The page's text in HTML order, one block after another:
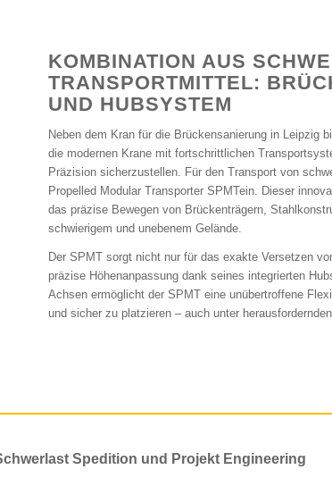
KOMBINATION AUS
TRANSPORTMITTEL:
UND HUBSYSTEM
Neben dem Kran für die Brückensanierung in Leipzig
die modernen Krane mit fortschrittlichen
Präzision sicherzustellen. Für den Transport von
Propelled Modular Transporter SPMTein. Dieser
das präzise Bewegen von Brückenträgern,
schwierigem und unebenem Gelände.
Der SPMT sorgt nicht nur für das exakte Versetzen
präzise Höhenanpassung dank seines integrierten
Achsen ermöglicht der SPMT eine unübertroffene
und sicher zu platzieren – auch unter
Spedition und Projekt Engineering